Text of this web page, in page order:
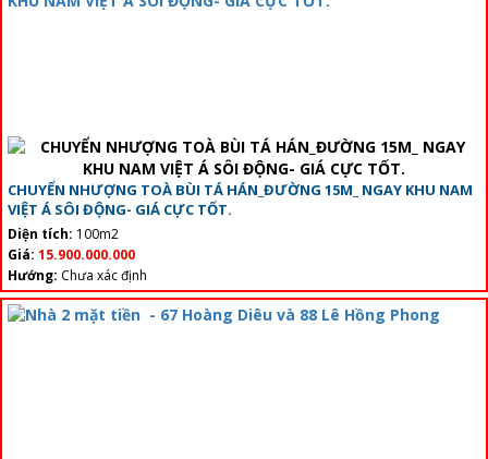
CHUYỂN NHƯỢNG TOÀ BÙI TÁ HÁN_ĐƯỜNG 15M_ NGAY KHU NAM
VIỆT Á SÔI ĐỘNG- GIÁ CỰC TỐT.
Diện tích: 100m2
Giá: 15.900.000.000
Hướng: Chưa xác định